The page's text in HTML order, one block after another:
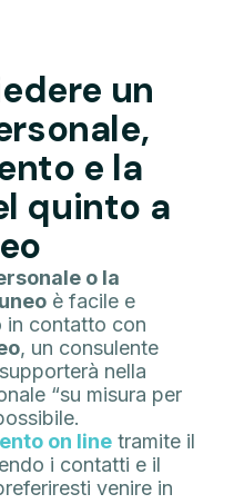
un
e la
quinto a
o la
è facile e
in contatto con
, un consulente
nella
“su misura per
on line tramite il
i contatti e il
venire in